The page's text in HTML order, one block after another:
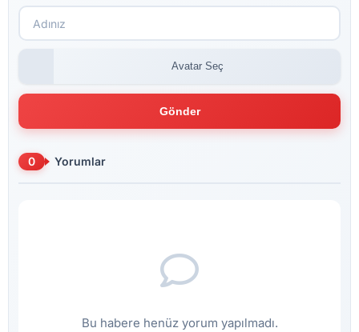
Avatar Seç
Gönder
0 Yorumlar
Bu habere henüz yorum yapılmadı.